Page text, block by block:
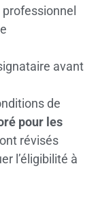
avant
de
pour les
révisés
l’éligibilité à